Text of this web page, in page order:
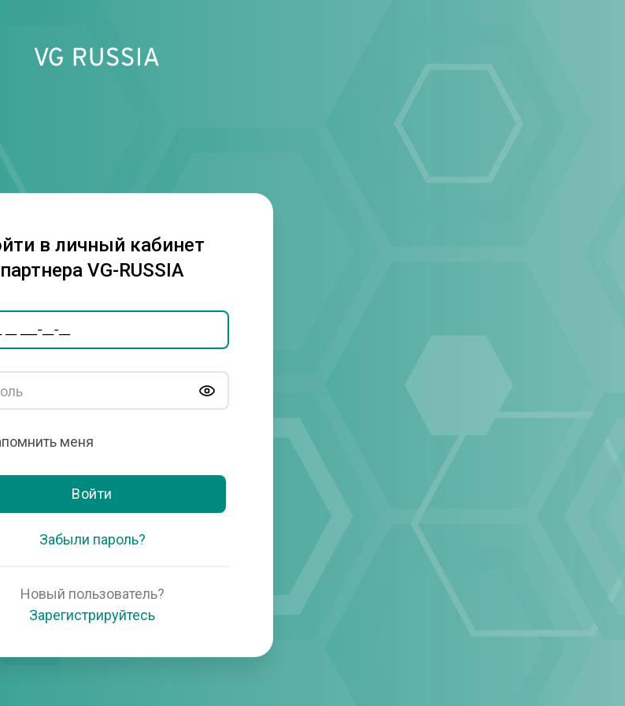
в личный кабинет
партнера VG-RUSSIA
меня
Войти
Забыли пароль?
Новый пользователь?
Зарегистрируйтесь